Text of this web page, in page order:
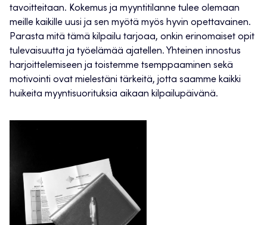
tavoitteitaan. Kokemus ja myyntitilanne tulee olemaan
meille kaikille uusi ja sen myötä myös hyvin opettavainen.
Parasta mitä tämä kilpailu tarjoaa, onkin erinomaiset opit
tulevaisuutta ja työelämää ajatellen. Yhteinen innostus
harjoittelemiseen ja toistemme tsemppaaminen sekä
motivointi ovat mielestäni tärkeitä, jotta saamme kaikki
huikeita myyntisuorituksia aikaan kilpailupäivänä.